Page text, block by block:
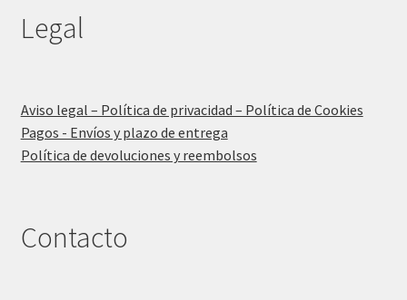
Legal
Aviso legal – Política de privacidad – Política de Cookies
Pagos - Envíos y plazo de entrega
Política de devoluciones y reembolsos
Contacto